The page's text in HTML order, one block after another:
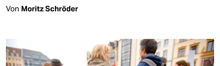
Von Moritz Schröder